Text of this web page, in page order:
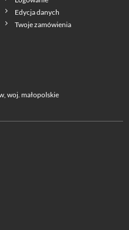
Edycja danych
Twoje zamówienia
woj. małopolskie